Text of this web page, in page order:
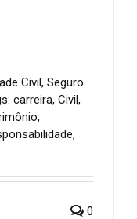
Civil, Seguro
carreira, Civil,
,
,
0